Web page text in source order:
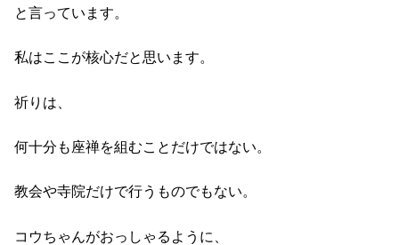
と言っています。
私はここが核心だと思います。
祈りは、
何十分も座禅を組むことだけではない。
教会や寺院だけで行うものでもない。
コウちゃんがおっしゃるように、